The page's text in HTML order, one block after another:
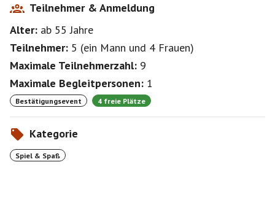
Teilnehmer & Anmeldung
Alter: ab 55Jahre
Teilnehmer: 5 (ein Mann und 4 Frauen)
Maximale Teilnehmerzahl: 9
Maximale Begleitpersonen: 1
Bestätigungsevent 4 freie Plätze
Kategorie
Spiel & Spaß